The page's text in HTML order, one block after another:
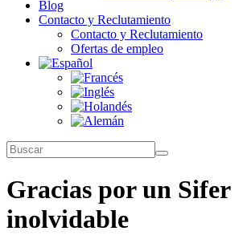
Blog
Contacto y Reclutamiento
Contacto y Reclutamiento
Ofertas de empleo
Gracias por un Sifer
inolvidable